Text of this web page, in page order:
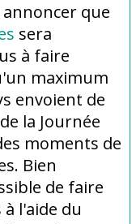
que
sera
à faire
maximum
envoient de
la Journée
moments de
Bien
de faire
l'aide du